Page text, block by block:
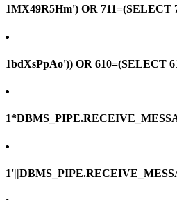
1MX49R5Hm') OR 711=(SELECT
1bdXsPpAo')) OR 610=(SELECT